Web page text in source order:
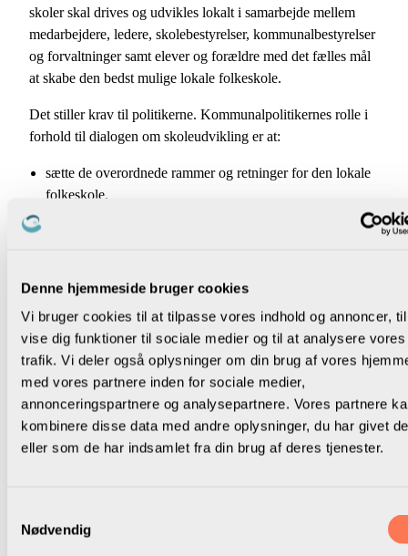
Denne hjemmeside bruger cookies
Vi bruger cookies til at tilpasse vores indhold og annoncer,
vise dig funktioner til sociale medier og til at analysere vores
trafik. Vi deler også oplysninger om din brug af vores
med vores partnere inden for sociale medier,
annonceringspartnere og analysepartnere. Vores partnere
kombinere disse data med andre oplysninger, du har givet
eller som de har indsamlet fra din brug af deres tjenester.
Nødvendig
skoler skal drives og udvikles lokalt i samarbejde mellem
medarbejdere, ledere, skolebestyrelser, kommunalbestyrelser
og forvaltninger samt elever og forældre med det fælles mål
at skabe den bedst mulige lokale folkeskole.
Det stiller krav til politikerne. Kommunalpolitikernes rolle i
forhold til dialogen om skoleudvikling er at:
sætte de overordnede rammer og retninger for den lokale
folkeskole.
inddrage ledere, medarbejdere, skolebestyrelser, faglige
viden.
vise tillid til forvaltning, ledere og medarbejdere, der
arbejder for at gennemføre de politiske beslutninger.
I kan drøfte følgende:
Oplever I, at jeres kommunalpolitikere ser deres rolle på
ovenstående måde?
være opmærksomme på i det fremtidige samarbejde.